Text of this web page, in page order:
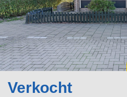
Verkocht